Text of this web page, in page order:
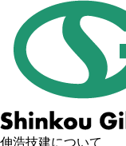
伸浩技建について